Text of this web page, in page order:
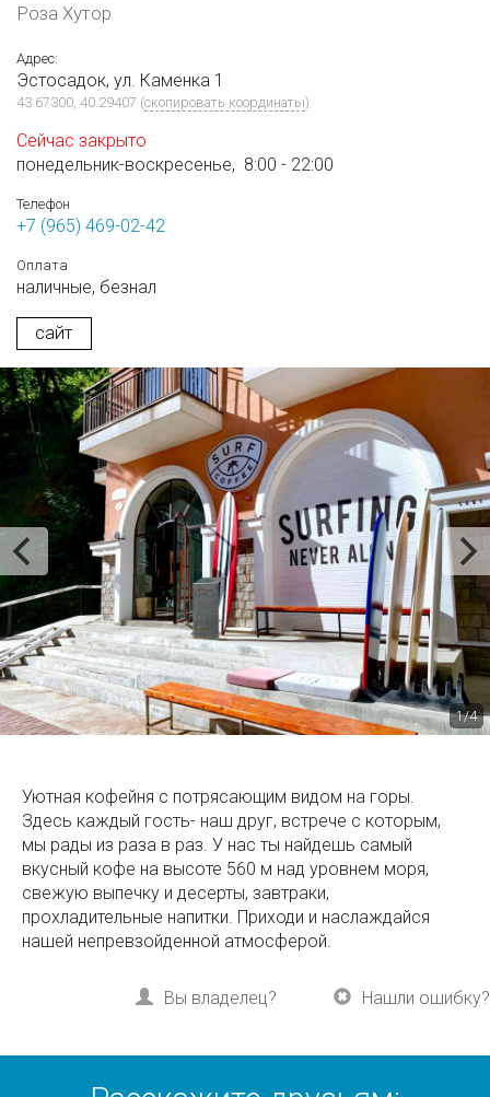
Роза Хутор
Адрес:
Эстосадок, ул. Каменка 1
43.67300, 40.29407 (скопировать координаты)
Сейчас закрыто
понедельник-воскресенье, 8:00 - 22:00
Телефон
+7 (965) 469-02-42
Оплата
наличные, безнал
сайт
1/4
Уютная кофейня с потрясающим видом на горы.
Здесь каждый гость- наш друг, встрече с которым,
мы рады из раза в раз. У нас ты найдешь самый
вкусный кофе на высоте 560 м над уровнем моря,
свежую выпечку и десерты, завтраки,
прохладительные напитки. Приходи и наслаждайся
нашей непревзойденной атмосферой.
Вы владелец? Нашли ошибку?